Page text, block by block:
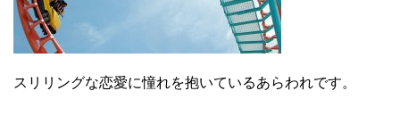
スリリングな恋愛に憧れを抱いているあらわれです。